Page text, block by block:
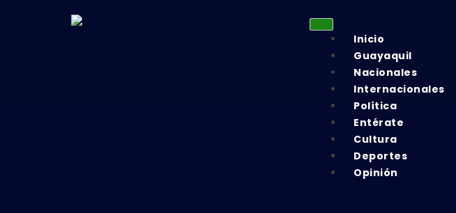
Inicio
Guayaquil
Nacionales
Internacionales
Política
Entérate
Cultura
Deportes
Opinión